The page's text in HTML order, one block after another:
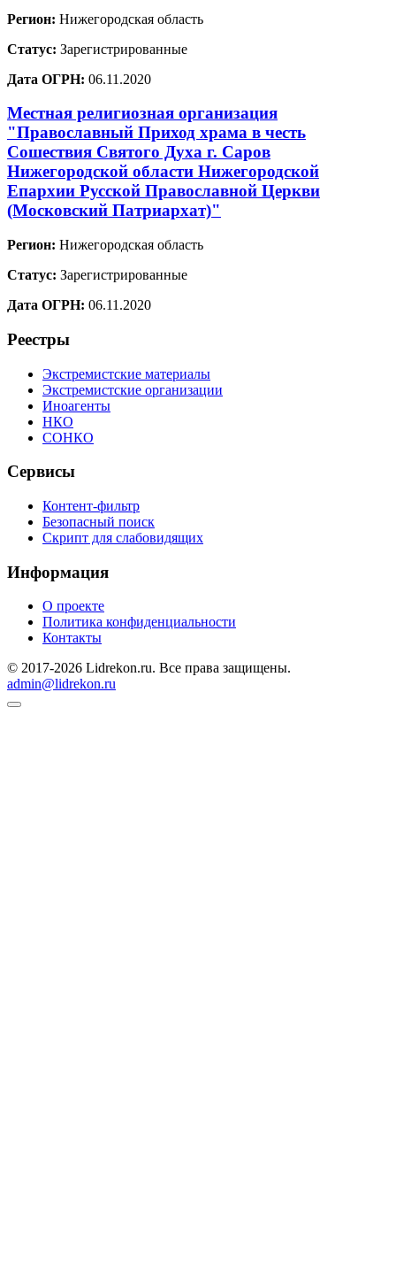
Регион: Нижегородская область
Статус: Зарегистрированные
Дата ОГРН: 06.11.2020
Местная религиозная организация
"Православный Приход храма в честь
Сошествия Святого Духа г. Саров
Нижегородской области Нижегородской
Епархии Русской Православной Церкви
(Московский Патриархат)"
Регион: Нижегородская область
Статус: Зарегистрированные
Дата ОГРН: 06.11.2020
Реестры
Экстремистские материалы
Экстремистские организации
Иноагенты
НКО
СОНКО
Сервисы
Контент-фильтр
Безопасный поиск
Скрипт для слабовидящих
Информация
О проекте
Политика конфиденциальности
Контакты
© 2017-2026 Lidrekon.ru. Все права защищены.
admin@lidrekon.ru